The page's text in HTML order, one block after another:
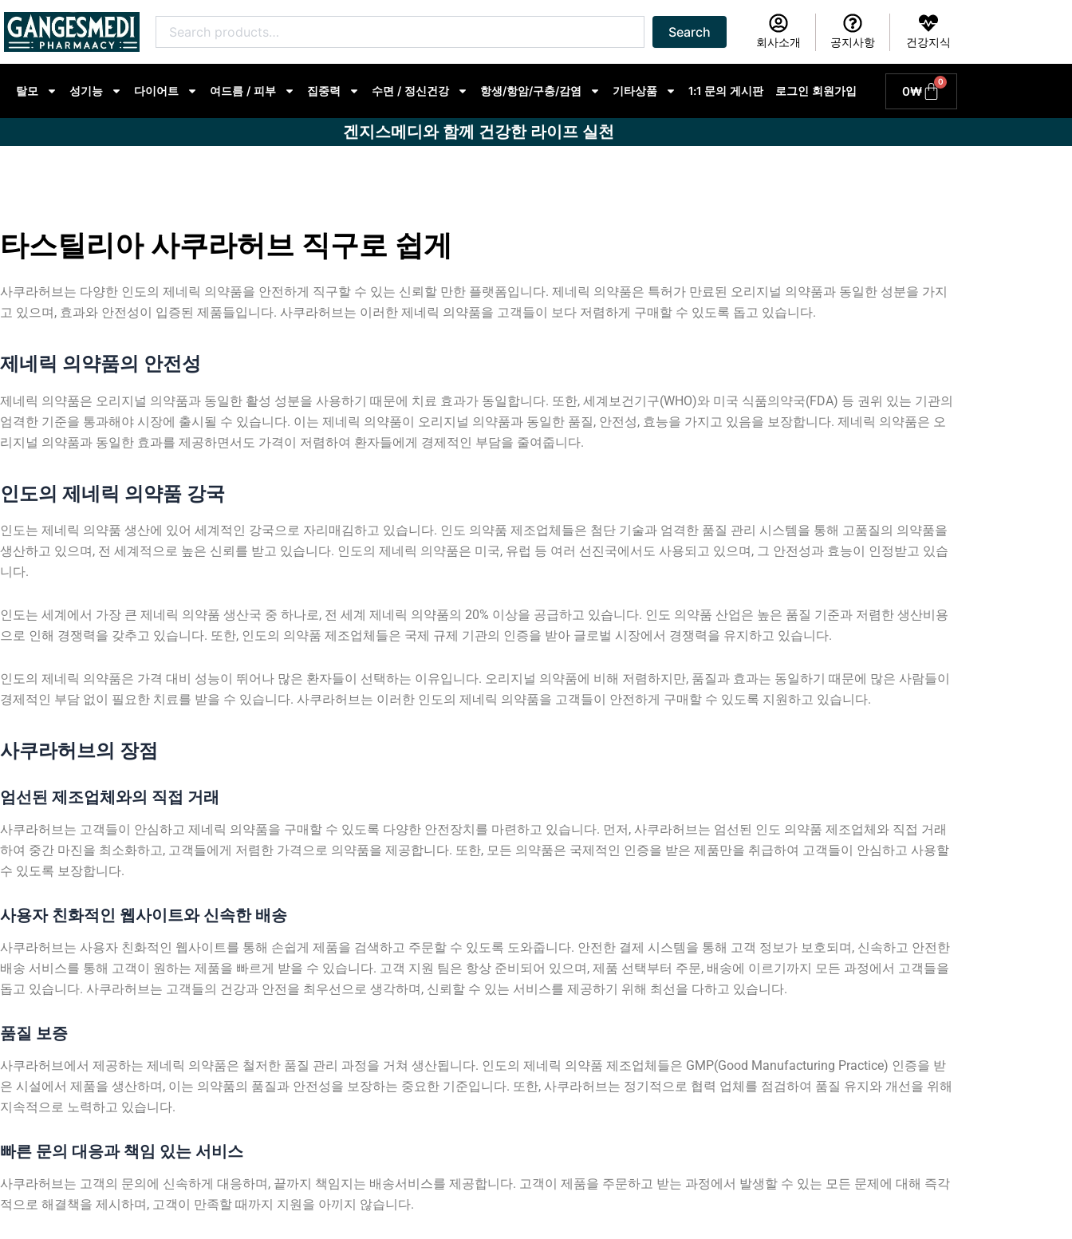
콘
텐
츠
for:
Search
회사소개 공지사항 건강지식
탈모 성기능 다이어트 여드름 / 피부 집중력 수면 / 정신건강 항생/항암/구충/감염 기타상품 1:1 문의 게시판 로그인 회원가입 0₩
0
Cart
겐지스메디와 함께 건강한 라이프 실천
타스틸리아 사쿠라허브 직구로 쉽게
사쿠라허브는 다양한 인도의 제네릭 의약품을 안전하게 직구할 수 있는 신뢰할 만한 플랫폼입니다. 제네릭 의약품은 특허가 만료된 오리지널 의약품과 동일한 성분을 가지
고 있으며, 효과와 안전성이 입증된 제품들입니다. 사쿠라허브는 이러한 제네릭 의약품을 고객들이 보다 저렴하게 구매할 수 있도록 돕고 있습니다.
제네릭 의약품의 안전성
제네릭 의약품은 오리지널 의약품과 동일한 활성 성분을 사용하기 때문에 치료 효과가 동일합니다. 또한, 세계보건기구(WHO)와 미국 식품의약국(FDA) 등 권위 있는 기관의
엄격한 기준을 통과해야 시장에 출시될 수 있습니다. 이는 제네릭 의약품이 오리지널 의약품과 동일한 품질, 안전성, 효능을 가지고 있음을 보장합니다. 제네릭 의약품은 오
리지널 의약품과 동일한 효과를 제공하면서도 가격이 저렴하여 환자들에게 경제적인 부담을 줄여줍니다.
인도의 제네릭 의약품 강국
인도는 제네릭 의약품 생산에 있어 세계적인 강국으로 자리매김하고 있습니다. 인도 의약품 제조업체들은 첨단 기술과 엄격한 품질 관리 시스템을 통해 고품질의 의약품을
생산하고 있으며, 전 세계적으로 높은 신뢰를 받고 있습니다. 인도의 제네릭 의약품은 미국, 유럽 등 여러 선진국에서도 사용되고 있으며, 그 안전성과 효능이 인정받고 있습
니다.
인도는 세계에서 가장 큰 제네릭 의약품 생산국 중 하나로, 전 세계 제네릭 의약품의 20% 이상을 공급하고 있습니다. 인도 의약품 산업은 높은 품질 기준과 저렴한 생산비용
으로 인해 경쟁력을 갖추고 있습니다. 또한, 인도의 의약품 제조업체들은 국제 규제 기관의 인증을 받아 글로벌 시장에서 경쟁력을 유지하고 있습니다.
인도의 제네릭 의약품은 가격 대비 성능이 뛰어나 많은 환자들이 선택하는 이유입니다. 오리지널 의약품에 비해 저렴하지만, 품질과 효과는 동일하기 때문에 많은 사람들이
경제적인 부담 없이 필요한 치료를 받을 수 있습니다. 사쿠라허브는 이러한 인도의 제네릭 의약품을 고객들이 안전하게 구매할 수 있도록 지원하고 있습니다.
사쿠라허브의 장점
엄선된 제조업체와의 직접 거래
사쿠라허브는 고객들이 안심하고 제네릭 의약품을 구매할 수 있도록 다양한 안전장치를 마련하고 있습니다. 먼저, 사쿠라허브는 엄선된 인도 의약품 제조업체와 직접 거래
하여 중간 마진을 최소화하고, 고객들에게 저렴한 가격으로 의약품을 제공합니다. 또한, 모든 의약품은 국제적인 인증을 받은 제품만을 취급하여 고객들이 안심하고 사용할
수 있도록 보장합니다.
사용자 친화적인 웹사이트와 신속한 배송
사쿠라허브는 사용자 친화적인 웹사이트를 통해 손쉽게 제품을 검색하고 주문할 수 있도록 도와줍니다. 안전한 결제 시스템을 통해 고객 정보가 보호되며, 신속하고 안전한
배송 서비스를 통해 고객이 원하는 제품을 빠르게 받을 수 있습니다. 고객 지원 팀은 항상 준비되어 있으며, 제품 선택부터 주문, 배송에 이르기까지 모든 과정에서 고객들을
돕고 있습니다. 사쿠라허브는 고객들의 건강과 안전을 최우선으로 생각하며, 신뢰할 수 있는 서비스를 제공하기 위해 최선을 다하고 있습니다.
품질 보증
사쿠라허브에서 제공하는 제네릭 의약품은 철저한 품질 관리 과정을 거쳐 생산됩니다. 인도의 제네릭 의약품 제조업체들은 GMP(Good Manufacturing Practice) 인증을 받
은 시설에서 제품을 생산하며, 이는 의약품의 품질과 안전성을 보장하는 중요한 기준입니다. 또한, 사쿠라허브는 정기적으로 협력 업체를 점검하여 품질 유지와 개선을 위해
지속적으로 노력하고 있습니다.
빠른 문의 대응과 책임 있는 서비스
사쿠라허브는 고객의 문의에 신속하게 대응하며, 끝까지 책임지는 배송서비스를 제공합니다. 고객이 제품을 주문하고 받는 과정에서 발생할 수 있는 모든 문제에 대해 즉각
적으로 해결책을 제시하며, 고객이 만족할 때까지 지원을 아끼지 않습니다.